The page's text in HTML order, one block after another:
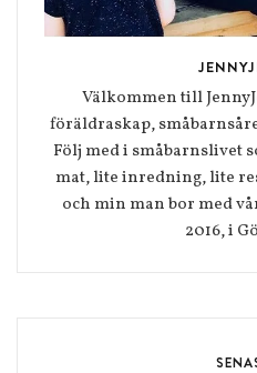
Välkommen till
föräldraskap,
Följ med i småbarnslivet
mat, lite inredning, lite
och min man bor med
2016, i